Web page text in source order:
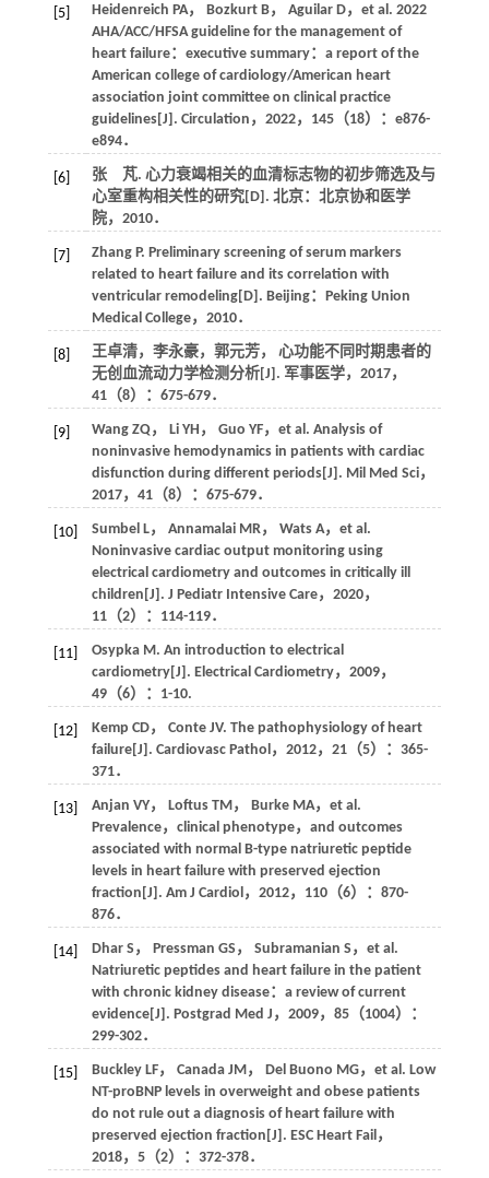
[5] Heidenreich PA， Bozkurt B， Aguilar D，et al. 2022
AHA/ACC/HFSA guideline for the management of
heart failure：executive summary：a report of the
American college of cardiology/American heart
association joint committee on clinical practice
guidelines[J]. Circulation ， 2022， 145（18）：e876-
e894．
[6]
张 芃. 心力衰竭相关的血清标志物的初步筛选及与
心室重构相关性的研究[D]. 北京：北京协和医学
院， 2010．
[7] Zhang P. Preliminary screening of serum markers
related to heart failure and its correlation with
ventricular remodeling[D]. Beijing：Peking Union
Medical College， 2010．
[8]
王卓清，李永豪，郭元芳， 心功能不同时期患者的
无创血流动力学检测分析[J]. 军事医学， 2017，
41（8）：675-679．
[9] Wang ZQ， Li YH ， Guo YF，et al. Analysis of
noninvasive hemodynamics in patients with cardiac
disfunction during different periods[J]. Mil Med Sci，
2017， 41（8）：675-679．
[10] Sumbel L， Annamalai MR， Wats A，et al.
Noninvasive cardiac output monitoring using
electrical cardiometry and outcomes in critically ill
children[J]. J Pediatr Intensive Care， 2020，
11（2）：114-119．
[11] Osypka M. An introduction to electrical
cardiometry[J]. Electrical Cardiometry， 2009，
49（6）：1-10.
[12] Kemp CD， Conte JV. The pathophysiology of heart
failure[J]. Cardiovasc Pathol ， 2012， 21（5）：365-
371．
[13] Anjan VY， Loftus TM， Burke MA，et al.
Prevalence，clinical phenotype，and outcomes
associated with normal B-type natriuretic peptide
levels in heart failure with preserved ejection
fraction[J]. Am J Cardiol ， 2012， 110（6）：870-
876．
[14] Dhar S ， Pressman GS ， Subramanian S ，et al.
Natriuretic peptides and heart failure in the patient
with chronic kidney disease：a review of current
evidence[J]. Postgrad Med J ， 2009， 85（1004）：
299-302．
[15] Buckley LF， Canada JM， Del Buono MG，et al. Low
NT-proBNP levels in overweight and obese patients
do not rule out a diagnosis of heart failure with
preserved ejection fraction[J]. ESC Heart Fail ，
2018， 5（2）：372-378．